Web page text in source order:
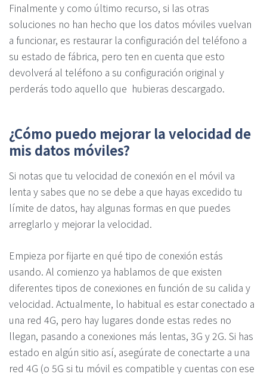
Finalmente y como último recurso, si las otras
soluciones no han hecho que los datos móviles vuelvan
a funcionar, es restaurar la configuración del teléfono a
su estado de fábrica, pero ten en cuenta que esto
devolverá al teléfono a su configuración original y
perderás todo aquello que hubieras descargado.
¿Cómo puedo mejorar la velocidad de
mis datos móviles?
Si notas que tu velocidad de conexión en el móvil va
lenta y sabes que no se debe a que hayas excedido tu
límite de datos, hay algunas formas en que puedes
arreglarlo y mejorar la velocidad.
Empieza por fijarte en qué tipo de conexión estás
usando. Al comienzo ya hablamos de que existen
diferentes tipos de conexiones en función de su calida y
velocidad. Actualmente, lo habitual es estar conectado a
una red 4G, pero hay lugares donde estas redes no
llegan, pasando a conexiones más lentas, 3G y 2G. Si has
estado en algún sitio así, asegúrate de conectarte a una
red 4G (o 5G si tu móvil es compatible y cuentas con ese